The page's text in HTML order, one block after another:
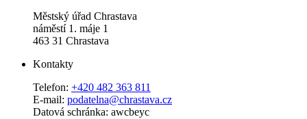
Městský úřad Chrastava
náměstí 1. máje 1
463 31 Chrastava
Kontakty
Telefon: +420 482 363 811
E-mail: podatelna@chrastava.cz
Datová schránka: awcbeyc